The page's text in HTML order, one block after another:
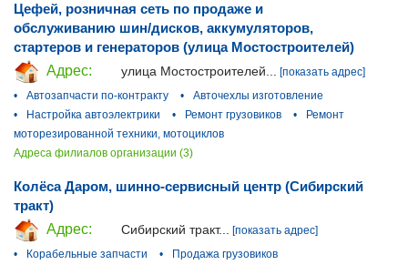
Цефей, розничная сеть по продаже и
обслуживанию шин/дисков, аккумуляторов,
стартеров и генераторов (улица Мостостроителей)
Адрес:
улица Мостостроителей... [показать адрес]
•
Автозапчасти по-контракту •
Авточехлы изготовление
•
Настройка автоэлектрики • Ремонт грузовиков •
Ремонт
моторезированной техники, мотоциклов
Адреса филиалов организации (3)
Колёса Даром, шинно-сервисный центр (Сибирский
тракт)
Адрес:
Сибирский тракт...
[показать адрес]
•
Корабельные запчасти •
Продажа грузовиков